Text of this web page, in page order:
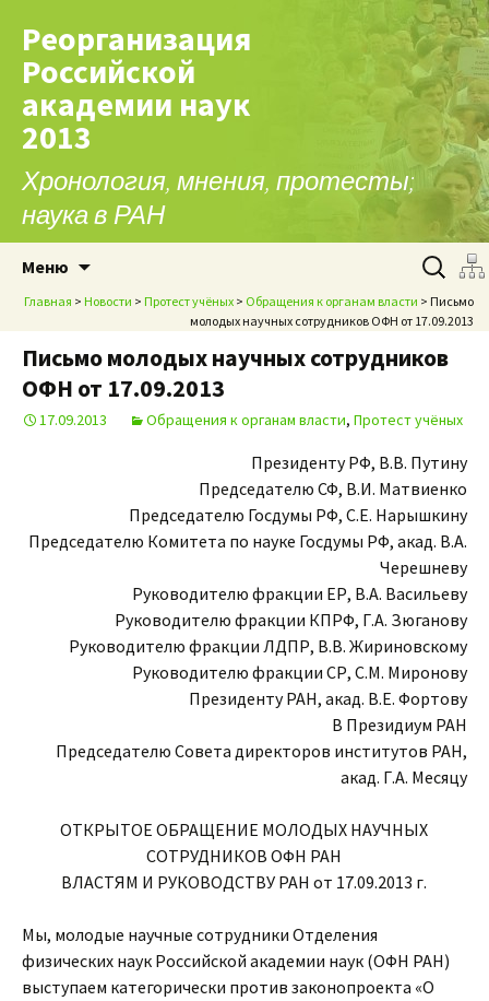
Реорганизация
Российской
академии наук
2013
Хронология, мнения, протесты;
наука в РАН
Меню Найти:
Главная > Новости > Протест учёных > Обращения к органам власти > Письмо
молодых научных сотрудников ОФН от 17.09.2013
Письмо молодых научных сотрудников
ОФН от 17.09.2013
17.09.2013 Обращения к органам власти, Протест учёных
Президенту РФ, В.В. Путину
Председателю СФ, В.И. Матвиенко
Председателю Госдумы РФ, С.Е. Нарышкину
Председателю Комитета по науке Госдумы РФ, акад. В.А.
Черешневу
Руководителю фракции ЕР, В.А. Васильеву
Руководителю фракции КПРФ, Г.А. Зюганову
Руководителю фракции ЛДПР, В.В. Жириновскому
Руководителю фракции СР, С.М. Миронову
Президенту РАН, акад. В.Е. Фортову
В Президиум РАН
Председателю Совета директоров институтов РАН,
акад. Г.А. Месяцу
ОТКРЫТОЕ ОБРАЩЕНИЕ МОЛОДЫХ НАУЧНЫХ
СОТРУДНИКОВ ОФН РАН
ВЛАСТЯМ И РУКОВОДСТВУ РАН от 17.09.2013 г.
Мы, молодые научные сотрудники Отделения
физических наук Российской академии наук (ОФН РАН)
выступаем категорически против законопроекта «О